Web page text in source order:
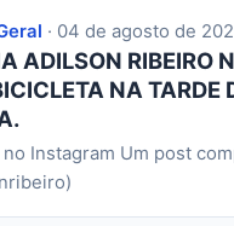
· 04 de agosto de
ADILSON
NA TARDE
Instagram Um post